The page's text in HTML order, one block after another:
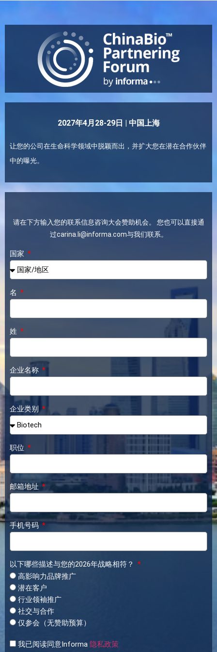
2027年4月28-29日 | 中国上海
让您的公司在生命科学领域中脱颖而出，并扩大您在潜在合作伙伴
中的曝光。
请在下方输入您的联系信息咨询大会赞助机会。 您也可以直接通
过carina.li@informa.com与我们联系。
国家
名
姓
企业名称
企业类别
职位
邮箱地址
手机号码
以下哪些描述与您的2026年战略相符？
高影响力品牌推广
潜在客户
行业领袖推广
社交与合作
仅参会（无赞助预算）
我已阅读同意Informa 隐私政策